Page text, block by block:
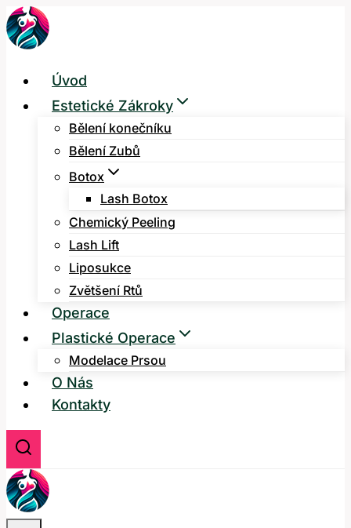
Přeskočit
na
Úvod
Estetické Zákroky
Bělení konečníku
Bělení Zubů
Botox
Lash Botox
Chemický Peeling
Lash Lift
Liposukce
Zvětšení Rtů
Operace
Plastické Operace
Modelace Prsou
O Nás
Kontakty